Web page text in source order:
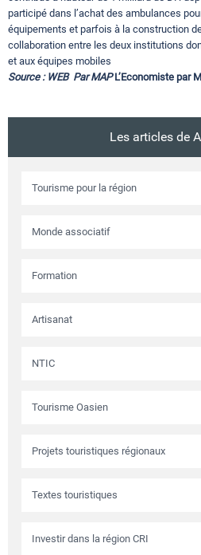
participé dans l’achat des ambulances
équipements et parfois à la construction
collaboration entre les deux institutions
et aux équipes mobiles
Source : WEB Par MAPL’Economiste par
Les articles de
Tourisme pour la région
Monde associatif
Formation
Artisanat
NTIC
Tourisme Oasien
Projets touristiques régionaux
Textes touristiques
Investir dans la région CRI